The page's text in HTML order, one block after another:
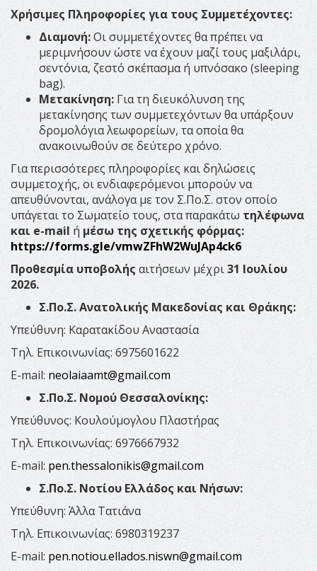
Χρήσιμες Πληροφορίες για τους Συμμετέχοντες:
Διαμονή:Οι συμμετέχοντες θα πρέπει να
μεριμνήσουν ώστε να έχουν μαζί τους μαξιλάρι,
σεντόνια, ζεστό σκέπασμα ή υπνόσακο (sleeping
bag).
Μετακίνηση:Για τη διευκόλυνση της
μετακίνησης των συμμετεχόντων θα υπάρξουν
δρομολόγια λεωφορείων, τα οποία θα
ανακοινωθούν σε δεύτερο χρόνο.
Για περισσότερες πληροφορίες και δηλώσεις
συμμετοχής, οι ενδιαφερόμενοι μπορούν να
απευθύνονται, ανάλογα με τον Σ.Πο.Σ. στον οποίο
υπάγεται το Σωματείο τους, στα παρακάτωτηλέφωνα
και e-mail ή μέσω της σχετικής φόρμας:
https://forms.gle/vmwZFhW2WuJAp4ck6
Προθεσμία υποβολήςαιτήσεων μέχρι31 Ιουλίου
2026.
Σ.Πο.Σ. Ανατολικής Μακεδονίας και Θράκης:
Υπεύθυνη: Καρατακίδου Αναστασία
Τηλ. Επικοινωνίας: 6975601622
E-mail: neolaiaamt@gmail.com
Σ.Πο.Σ. Νομού Θεσσαλονίκης:
Υπεύθυνος: Κουλούμογλου Πλαστήρας
Τηλ. Επικοινωνίας: 6976667932
E-mail: pen.thessalonikis@gmail.com
Σ.Πο.Σ. Νοτίου Ελλάδος και Νήσων:
Υπεύθυνη: Άλλα Τατιάνα
Τηλ. Επικοινωνίας: 6980319237
E-mail:pen.notiou.ellados.niswn@gmail.com